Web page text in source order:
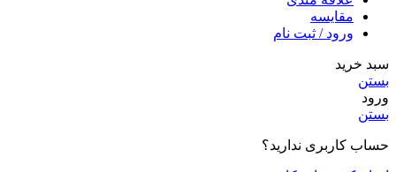
مقايسه
ورود / ثبت نام
سبد خرید
بستن
ورود
بستن
حساب کاربری ندارید؟